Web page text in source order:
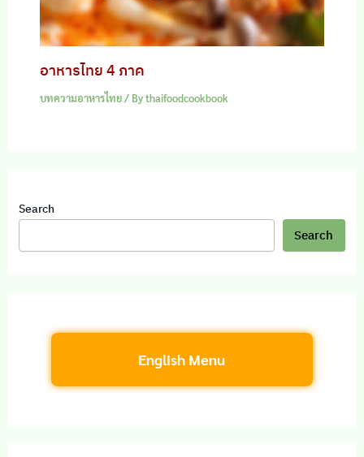
อาหารไทย 4 ภาค
บทความอาหารไทย/ Bythaifoodcookbook
Search
Search
English Menu